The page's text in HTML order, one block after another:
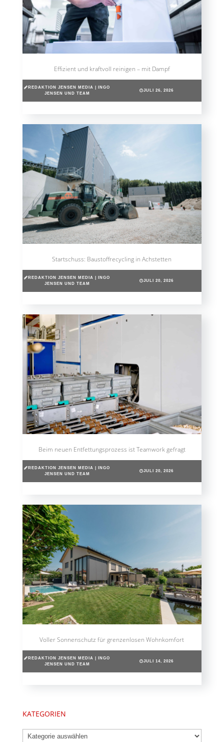
Effizient und kraftvoll reinigen – mit Dampf
REDAKTION JENSEN MEDIA | INGO
JENSEN UND TEAM
JULI 26, 2026
Startschuss: Baustoffrecycling in Achstetten
REDAKTION JENSEN MEDIA | INGO
JENSEN UND TEAM
JULI 20, 2026
Beim neuen Entfettungsprozess ist Teamwork gefragt
REDAKTION JENSEN MEDIA | INGO
JENSEN UND TEAM
JULI 20, 2026
Voller Sonnenschutz für grenzenlosen Wohnkomfort
REDAKTION JENSEN MEDIA | INGO
JENSEN UND TEAM
JULI 14, 2026
KATEGORIEN
Kategorien